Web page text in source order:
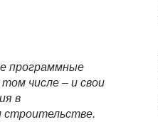
программные
числе – и свои
в